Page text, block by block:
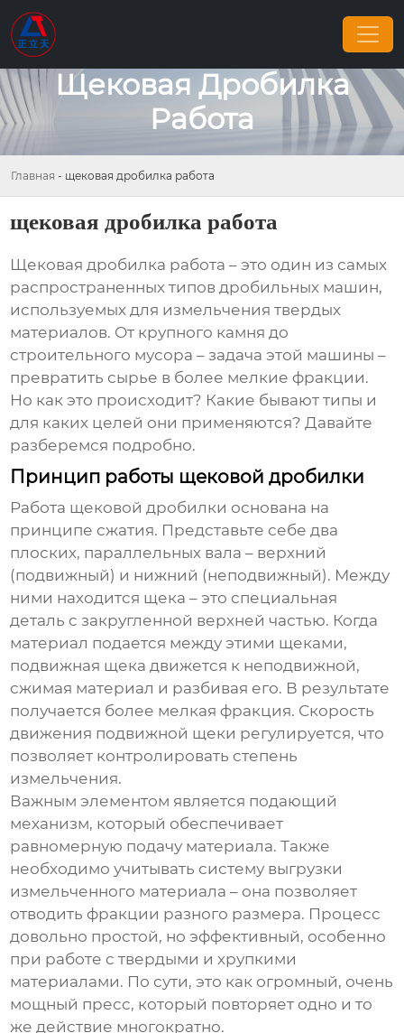
Щековая Дробилка
Работа
Главная - щековая дробилка работа
щековая дробилка работа
Щековая дробилка работа – это один из самых
распространенных типов дробильных машин,
используемых для измельчения твердых
материалов. От крупного камня до
строительного мусора – задача этой машины –
превратить сырье в более мелкие фракции.
Но как это происходит? Какие бывают типы и
для каких целей они применяются? Давайте
разберемся подробно.
Принцип работы щековой дробилки
Работа щековой дробилки основана на
принципе сжатия. Представьте себе два
плоских, параллельных вала – верхний
(подвижный) и нижний (неподвижный). Между
ними находится щека – это специальная
деталь с закругленной верхней частью. Когда
материал подается между этими щеками,
подвижная щека движется к неподвижной,
сжимая материал и разбивая его. В результате
получается более мелкая фракция. Скорость
движения подвижной щеки регулируется, что
позволяет контролировать степень
измельчения.
Важным элементом является подающий
механизм, который обеспечивает
равномерную подачу материала. Также
необходимо учитывать систему выгрузки
измельченного материала – она позволяет
отводить фракции разного размера. Процесс
довольно простой, но эффективный, особенно
при работе с твердыми и хрупкими
материалами. По сути, это как огромный, очень
мощный пресс, который повторяет одно и то
же действие многократно.